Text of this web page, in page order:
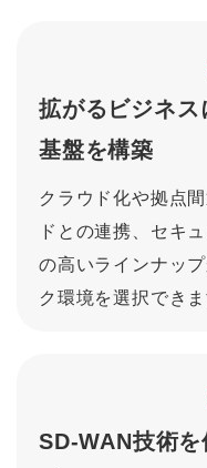
拡がるビジネス
基盤を構築
クラウド化や拠点
ドとの連携、セキ
の高いラインナッ
ク環境を選択できま
SD-WAN技術